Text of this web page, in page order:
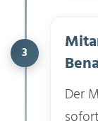
3
Der